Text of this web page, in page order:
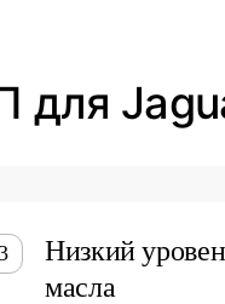
для
Низкий
масла